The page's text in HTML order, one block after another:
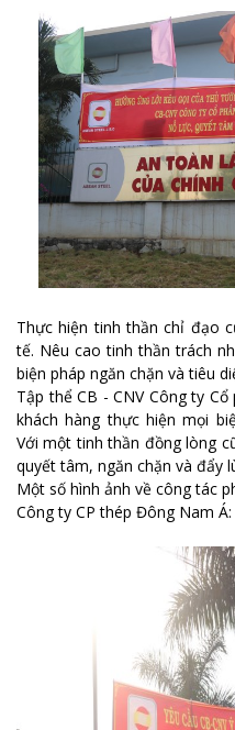
Thực hiện tinh thần chỉ đạo
tế. Nêu cao tinh thần trách
biện pháp ngăn chặn và tiêu
Tập thể CB - CNV Công ty
khách hàng thực hiện mọi
Với một tinh thần đồng lòng
quyết tâm, ngăn chặn và đẩy
Một số hình ảnh về công tác
Công ty CP thép Đông Nam Á: